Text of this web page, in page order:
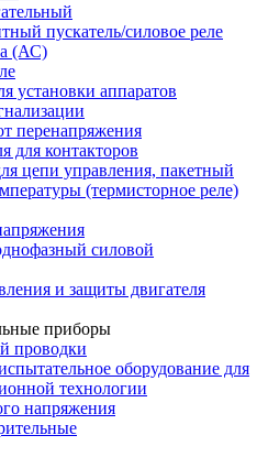
пускатель/силовое реле
(АС)
установки аппаратов
перенапряжения
для контакторов
цепи управления, пакетный
(термисторное реле)
силовой
и защиты двигателя
приборы
проводки
оборудование для
технологии
напряжения